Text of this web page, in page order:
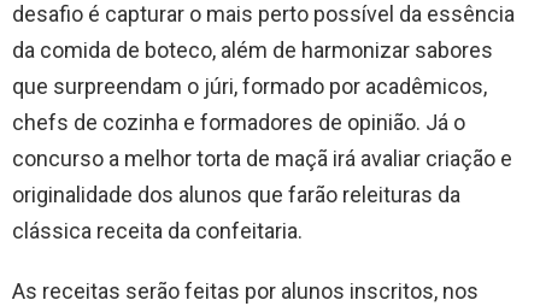
desafio é capturar o mais perto possível da essência
da comida de boteco, além de harmonizar sabores
que surpreendam o júri, formado por acadêmicos,
chefs de cozinha e formadores de opinião. Já o
concurso a melhor torta de maçã irá avaliar criação e
originalidade dos alunos que farão releituras da
clássica receita da confeitaria.
As receitas serão feitas por alunos inscritos, nos